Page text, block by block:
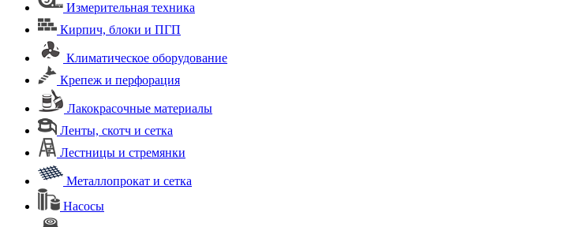
Измерительная техника
Кирпич, блоки и ПГП
Климатическое оборудование
Крепеж и перфорация
Лакокрасочные материалы
Ленты, скотч и сетка
Лестницы и стремянки
Металлопрокат и сетка
Насосы